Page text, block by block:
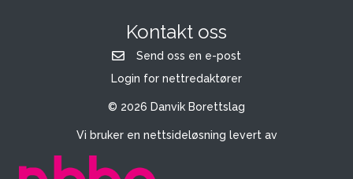
Kontakt oss
Send oss en e-post
Login for nettredaktører
© 2026 Danvik Borettslag
Vi bruker en nettsideløsning levert av